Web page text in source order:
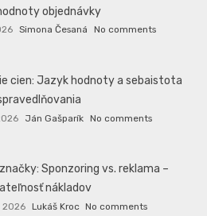
objednávky
Simona Česaná No comments
cien: Jazyk hodnoty a sebaistota
Ján Gašparík No comments
Sponzoring vs. reklama –
nákladov
2026 Lukáš Kroc No comments